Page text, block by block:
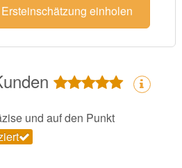
einholen
und auf den Punkt